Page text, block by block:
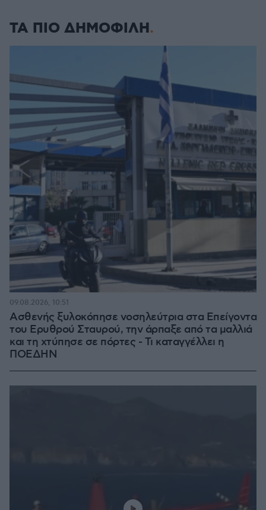
ΤΑ ΠΙΟ ΔΗΜΟΦΙΛΗ
Ασθενής ξυλοκόπησε νοσηλεύτρια στα Επείγοντα
του Ερυθρού Σταυρού, την άρπαξε από τα μαλλιά
και τη χτύπησε σε πόρτες - Τι καταγγέλλει η
ΠΟΕΔΗΝ
09.08.2026, 10:51